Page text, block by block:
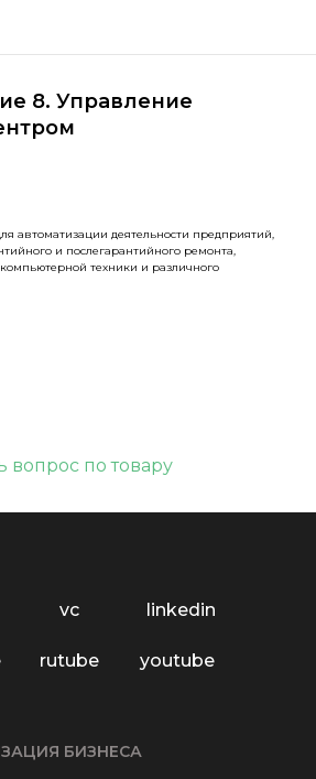
8. Управление
автоматизации деятельности предприятий,
и послегарантийного ремонта,
техники и различного
вопрос по товару
vc linkedin
rutube youtube
БИЗНЕСА